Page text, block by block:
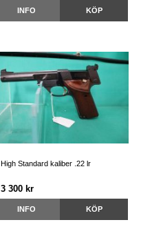
INFO KÖP
High Standard kaliber .22 lr
3 300 kr
INFO KÖP